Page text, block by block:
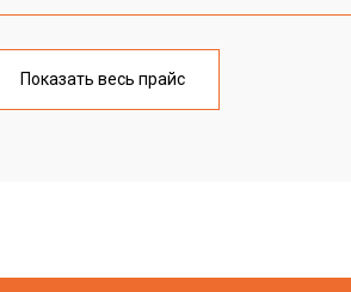
от 30 мин
Показать весь прайс